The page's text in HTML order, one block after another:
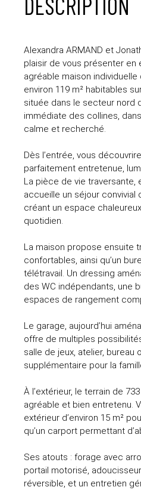
Alexandra ARMAND et
plaisir de vous présenter en
agréable maison
environ 119 m² habitables
située dans le secteur nord
immédiate des collines,
calme et recherché.
Dès l’entrée, vous
parfaitement entretenue,
La pièce de vie traversante,
accueille un séjour convivial
créant un espace
quotidien.
La maison propose ensuite
confortables, ainsi qu’un
télétravail. Un dressing
des WC indépendants, une
espaces de rangement
Le garage, aujourd’hui
offre de multiples
salle de jeux, atelier, bureau
supplémentaire pour la
À l’extérieur, le terrain de
agréable et bien entretenu.
extérieur d’environ 15 m²
qu’un carport permettant
Ses atouts : forage avec
portail motorisé,
réversible, et un entretien